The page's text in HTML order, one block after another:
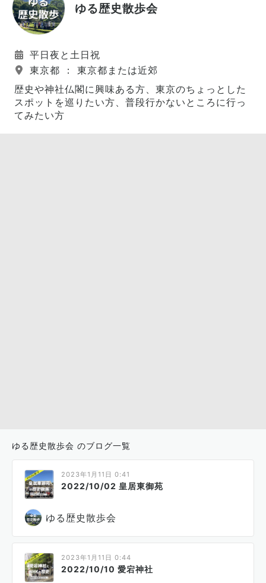
ゆる歴史散歩会
平日夜と土日祝
東京都 ： 東京都または近郊
歴史や神社仏閣に興味ある方、東京のちょっとした
スポットを巡りたい方、普段行かないところに行っ
てみたい方
ゆる歴史散歩会 のブログ一覧
2023年1月11日 0:41
2022/10/02 皇居東御苑
ゆる歴史散歩会
2023年1月11日 0:44
2022/10/10 愛宕神社